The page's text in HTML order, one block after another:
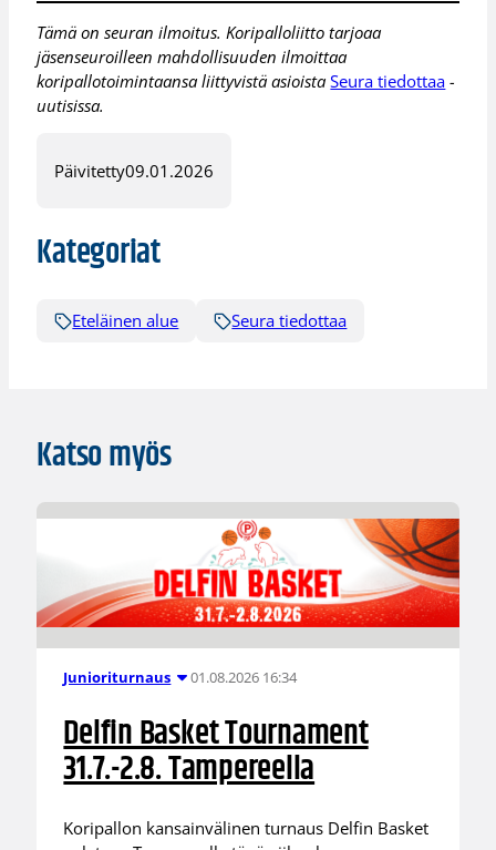
Tämä on seuran ilmoitus. Koripalloliitto tarjoaa
jäsenseuroilleen mahdollisuuden ilmoittaa
koripallotoimintaansa liittyvistä asioistaSeura tiedottaa -
uutisissa.
Päivitetty09.01.2026
Kategoriat
Eteläinen alue Seura tiedottaa
Katso myös
Junioriturnaus 01.08.2026 16:34
Delfin Basket Tournament
31.7.-2.8. Tampereella
Koripallon kansainvälinen turnaus Delfin Basket